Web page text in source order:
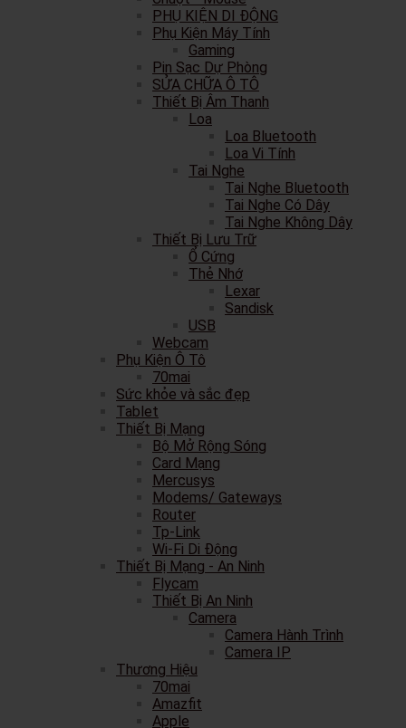
PHỤ KIỆN DI ĐỘNG
Phụ Kiện Máy Tính
Gaming
Pin Sạc Dự Phòng
SỬA CHỮA Ô TÔ
Thiết Bị Âm Thanh
Loa
Loa Bluetooth
Loa Vi Tính
Tai Nghe
Tai Nghe Bluetooth
Tai Nghe Có Dây
Tai Nghe Không Dây
Thiết Bị Lưu Trữ
Ổ Cứng
Thẻ Nhớ
Lexar
Sandisk
USB
Webcam
Phụ Kiện Ô Tô
70mai
Sức khỏe và sắc đẹp
Tablet
Thiết Bị Mạng
Bộ Mở Rộng Sóng
Card Mạng
Mercusys
Modems/ Gateways
Router
Tp-Link
Wi-Fi Di Động
Thiết Bị Mạng - An Ninh
Flycam
Thiết Bị An Ninh
Camera
Camera Hành Trình
Camera IP
Thương Hiệu
70mai
Amazfit
Apple